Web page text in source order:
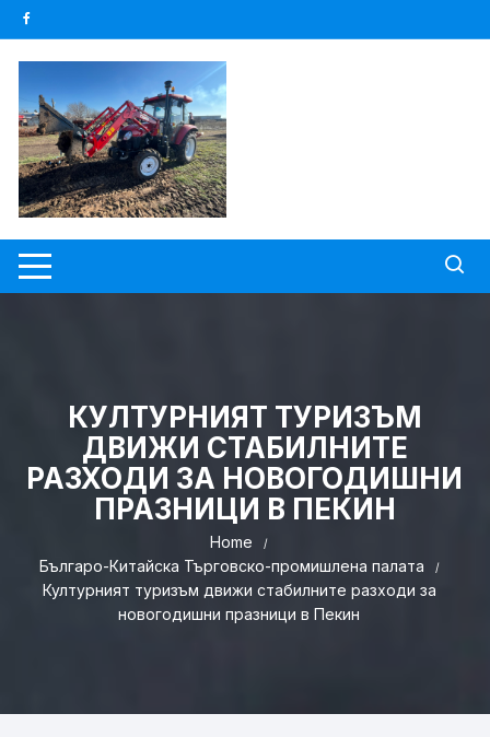
Skip
to
content
КУЛТУРНИЯТ ТУРИЗЪМ
ДВИЖИ СТАБИЛНИТЕ
РАЗХОДИ ЗА НОВОГОДИШНИ
ПРАЗНИЦИ В ПЕКИН
Home
Българо-Китайска Търговско-промишлена палaта
Културният туризъм движи стабилните разходи за
новогодишни празници в Пекин